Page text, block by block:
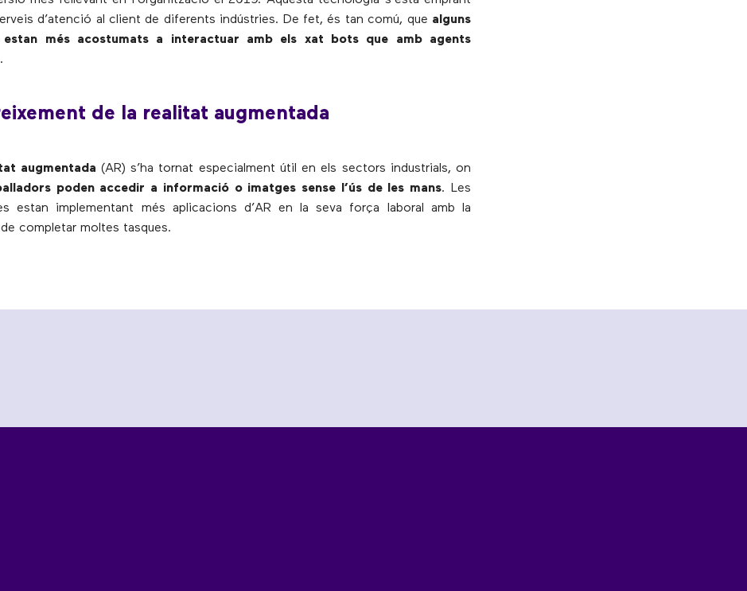
d’atenció al client de diferents indústries. De fet, és tan comú, que alguns
estan més acostumats a interactuar amb els xat bots que amb agents
.
de la realitat augmentada
augmentada (AR) s’ha tornat especialment útil en els sectors industrials, on
poden accedir a informació o imatges sense l’ús de les mans. Les
estan implementant més aplicacions d’AR en la seva força laboral amb la
completar moltes tasques.